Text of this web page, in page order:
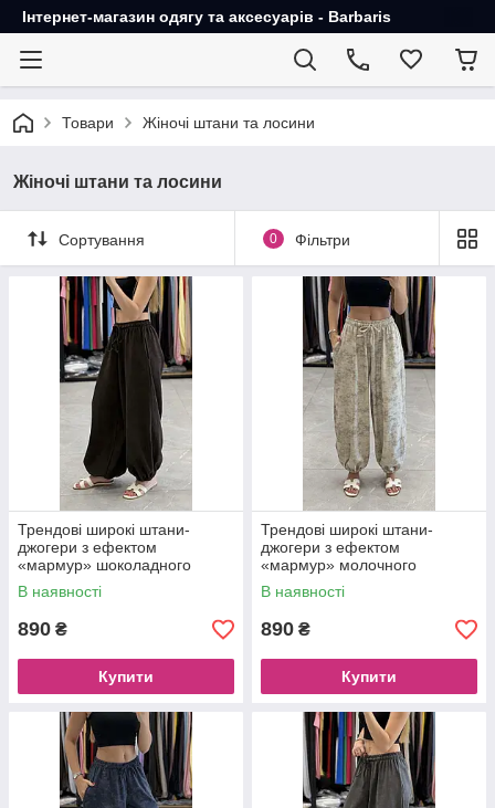
Інтернет-магазин одягу та аксесуарів - Barbaris
Товари Жіночі штани та лосини
Жіночі штани та лосини
Сортування 0 Фільтри
Трендові широкі штани-
джогери з ефектом
«мармур» шоколадного
кольору
В наявності
890 ₴
Купити
Трендові широкі штани-
джогери з ефектом
«мармур» молочного
кольору
В наявності
890 ₴
Купити